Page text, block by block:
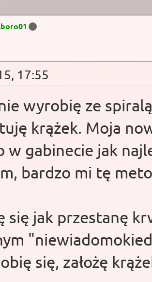
17:55
wyrobię ze
krążek. Moja
w gabinecie jak
bardzo mi tę
się jak przestanę
się, założę